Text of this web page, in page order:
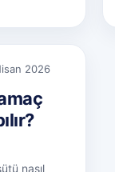
2026
nasıl